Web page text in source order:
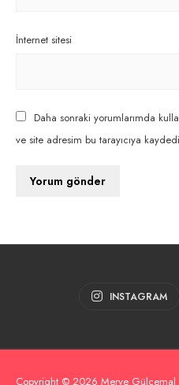
İnternet sitesi
Daha sonraki yorumlarımda
ve site adresim bu tarayıcıya
INSTAGRAM
Copyright © 2026 Merve Gülcemal